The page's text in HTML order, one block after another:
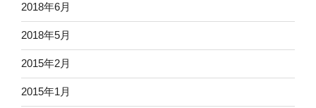
2018年6月
2018年5月
2015年2月
2015年1月